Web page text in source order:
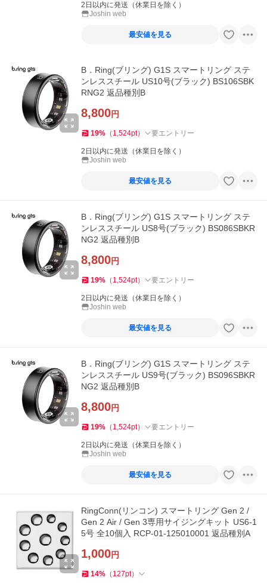
2日以内に発送（休業日を除く）
Joshin web
最安値を見る
B．Ring(ブリング) G1S スマートリング ステ
ンレススチール US10号(ブラック) BS106SBK
RNG2 返品種別B
8,800円
19% （ 1,524pt） 要エントリー
2日以内に発送（休業日を除く）
Joshin web
最安値を見る
B．Ring(ブリング) G1S スマートリング ステ
ンレススチール US8号(ブラック) BS086SBKR
NG2 返品種別B
8,800円
19% （ 1,524pt） 要エントリー
2日以内に発送（休業日を除く）
Joshin web
最安値を見る
B．Ring(ブリング) G1S スマートリング ステ
ンレススチール US9号(ブラック) BS096SBKR
NG2 返品種別B
8,800円
19% （ 1,524pt） 要エントリー
2日以内に発送（休業日を除く）
Joshin web
最安値を見る
RingConn(リンコン) スマートリング Gen 2 /
Gen 2 Air / Gen 3専用サイジングキット US6-1
5号 全10個入 RCP-01-125010001 返品種別A
1,000円
14% （ 127pt）